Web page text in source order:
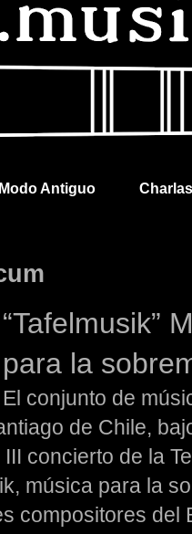
Antiguo
“Tafelmusik”
para la
El conjunto de
de Chile,
concierto de la
música para la
compositores del